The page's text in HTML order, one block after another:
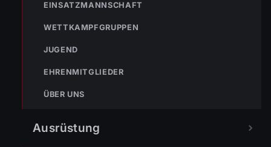
EINSATZMANNSCHAFT
WETTKAMPFGRUPPEN
JUGEND
EHRENMITGLIEDER
ÜBER UNS
Ausrüstung